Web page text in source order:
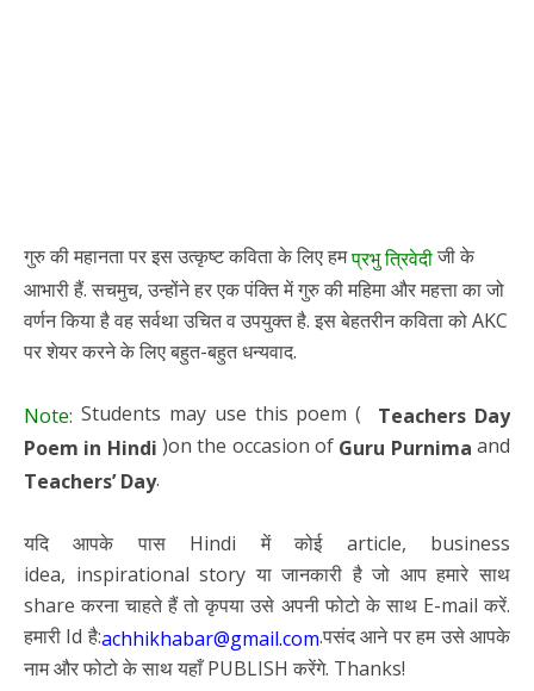
गुरु की महानता पर इस उत्कृष्ट कविता के लिए हमप्रभु त्रिवेदीजी के
आभारी हैं. सचमुच, उन्होंने हर एक पंक्ति में गुरु की महिमा और महत्ता का जो
वर्णन किया है वह सर्वथा उचित व उपयुक्त है. इस बेहतरीन कविता को AKC
पर शेयर करने के लिए बहुत-बहुत धन्यवाद.
Note: Students may use this poem ( Teachers Day
Poem in Hindi )on the occasion of Guru Purnima and
Teachers’ Day.
यदि आपके पास Hindi में कोई article, business
idea, inspirational story या जानकारी है जो आप हमारे साथ
share करना चाहते हैं तो कृपया उसे अपनी फोटो के साथ E-mail करें.
हमारी Id है:achhikhabar@gmail.com.पसंद आने पर हम उसे आपके
नाम और फोटो के साथ यहाँ PUBLISH करेंगे. Thanks!